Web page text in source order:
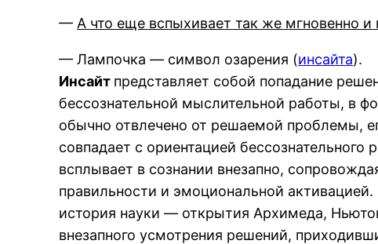
— А что еще вспыхивает так же мгновенно и
— Лампочка — символ озарения (инсайта).
Инсайт представляет собой попадание
бессознательной мыслительной работы, в
обычно отвлечено от решаемой проблемы,
совпадает с ориентацией
всплывает в сознании внезапно,
правильности и эмоциональной
история науки — открытия Архимеда,
внезапного усмотрения решений,